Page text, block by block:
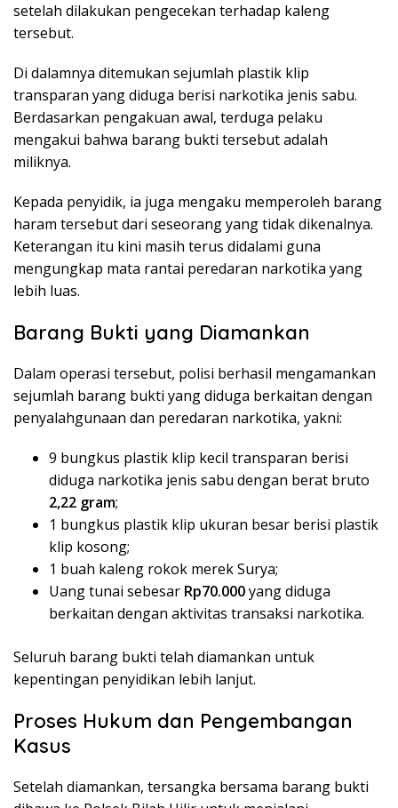
setelah dilakukan pengecekan terhadap kaleng
tersebut.
Di dalamnya ditemukan sejumlah plastik klip
transparan yang diduga berisi narkotika jenis sabu.
Berdasarkan pengakuan awal, terduga pelaku
mengakui bahwa barang bukti tersebut adalah
miliknya.
Kepada penyidik, ia juga mengaku memperoleh barang
haram tersebut dari seseorang yang tidak dikenalnya.
Keterangan itu kini masih terus didalami guna
mengungkap mata rantai peredaran narkotika yang
lebih luas.
Barang Bukti yang Diamankan
Dalam operasi tersebut, polisi berhasil mengamankan
sejumlah barang bukti yang diduga berkaitan dengan
penyalahgunaan dan peredaran narkotika, yakni:
9 bungkus plastik klip kecil transparan berisi
diduga narkotika jenis sabu dengan berat bruto
2,22 gram;
1 bungkus plastik klip ukuran besar berisi plastik
klip kosong;
1 buah kaleng rokok merek Surya;
Uang tunai sebesar Rp70.000yang diduga
berkaitan dengan aktivitas transaksi narkotika.
Seluruh barang bukti telah diamankan untuk
kepentingan penyidikan lebih lanjut.
Proses Hukum dan Pengembangan
Kasus
Setelah diamankan, tersangka bersama barang bukti